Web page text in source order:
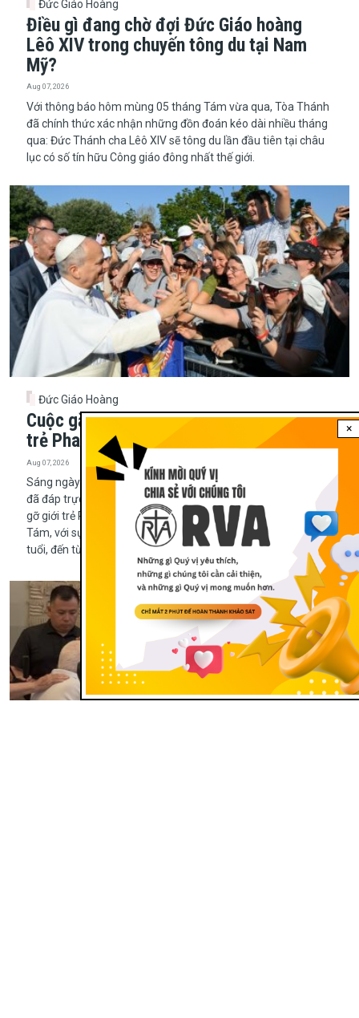
Đức Giáo Hoàng
Điều gì đang chờ đợi Đức Giáo hoàng
Lêô XIV trong chuyến tông du tại Nam
Mỹ?
Aug 07, 2026
​​​​​​​Với thông báo hôm mùng 05 tháng Tám vừa qua, Tòa Thánh
đã chính thức xác nhận những đồn đoán kéo dài nhiều tháng
qua: Đức Thánh cha Lêô XIV sẽ tông du lần đầu tiên tại châu
lục có số tín hữu Công giáo đông nhất thế giới.
Đức Giáo Hoàng
Cuộc gặp gỡ của Đức Thánh cha với giới
trẻ Phan Sinh tại Assisi
Aug 07, 2026
Sáng ngày 06 tháng Tám năm 2026, Đức Thánh cha Lêô XIV
đã đáp trực thăng từ Vatican đến Assisi để bế mạc Cuộc Gặp
gỡ giới trẻ Phan Sinh, tiến hành từ ngày 03 đến ngày 06 tháng
Tám, với sự tham dự của hơn 2.200 người trẻ từ 18 đến 33
tuổi, đến từ nhiều quốc gia.
×